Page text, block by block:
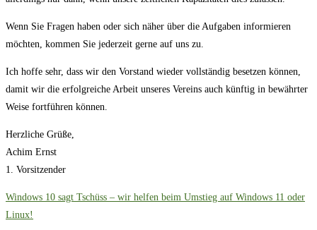
Wenn Sie Fragen haben oder sich näher über die Aufgaben informieren
möchten, kommen Sie jederzeit gerne auf uns zu.
Ich hoffe sehr, dass wir den Vorstand wieder vollständig besetzen können,
damit wir die erfolgreiche Arbeit unseres Vereins auch künftig in bewährter
Weise fortführen können.
Herzliche Grüße,
Achim Ernst
1. Vorsitzender
Windows 10 sagt Tschüss – wir helfen beim Umstieg auf Windows 11 oder
Linux!